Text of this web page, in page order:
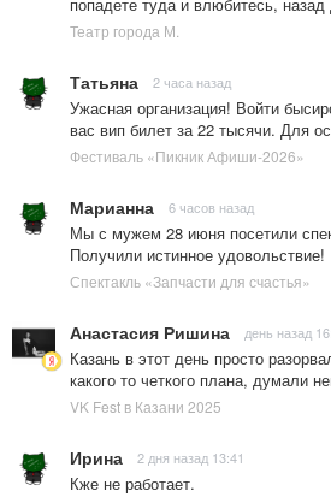
Театр города М.
Татьяна 2 часа назад
Ужасная организация! Войти
вас вип билет за 22 тысячи. Для
Фестиваль «Пикник Афиши-2026»
Марианна 6 часов назад
Мы с мужем 28 июня посетили
Получили истинное
Спектакль «Запчасти для счастья»
Анастасия Ришина день назад
Казань в этот день просто
какого то четкого плана, думали
VK Fest в Казани 2025
Ирина 2 дня назад 13:41
Кже не работает.